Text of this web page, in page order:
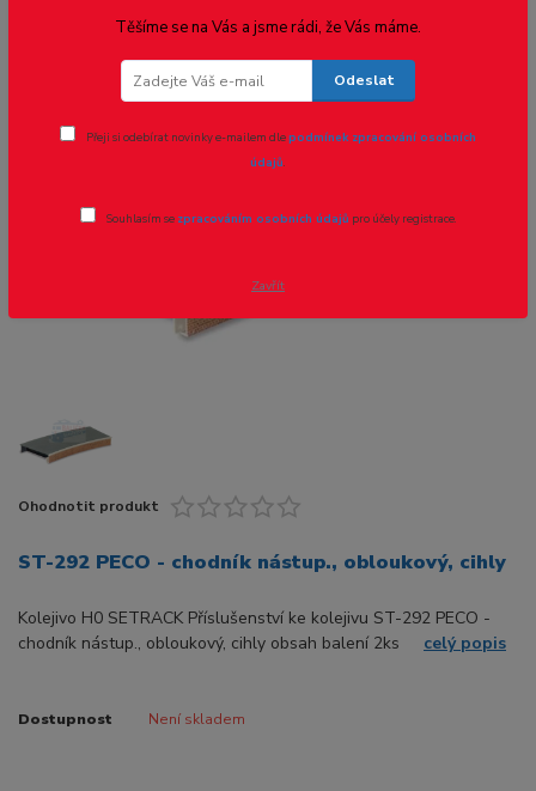
Ohodnotit produkt
ST-292 PECO - chodník nástup., obloukový, cihly
Kolejivo H0 SETRACK Příslušenství ke kolejivu ST-292 PECO -
chodník nástup., obloukový, cihly obsah balení 2ks celý popis
Dostupnost Není skladem
Těšíme se na Vás a jsme rádi, že Vás máme.
Odeslat
Přeji si odebírat novinky e-mailem dlepodmínek zpracování osobních
údajů.
Souhlasím se zpracováním osobních údajů pro účely registrace.
Zavřít